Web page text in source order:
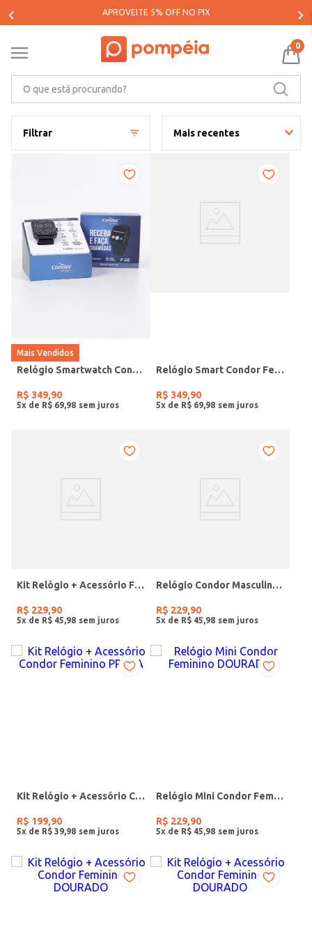
PARCELE SUAS COMPRAS EM ATÉ 5X SEM JUROS*
0
Filtrar Mais recentes
Mais Vendidos
Relógio Smartwatch Condor PRETO
R$ 349,90
5x de R$ 69 98
Relógio Smart Condor Feminino ROSE
R$ 349,90
5x de R$ 69 98
Kit Relógio + Acessório Feminino DOURADO
R$ 229,90
5x de R$ 45 98
Relógio Condor Masculino PRATA
R$ 229,90
5x de R$ 45 98
Kit Relógio + Acessório Condor Feminino PRATA
R$ 199,90
5x de R$ 39 98
Relógio Mini Condor Feminino DOURADO
R$ 229,90
5x de R$ 45 98